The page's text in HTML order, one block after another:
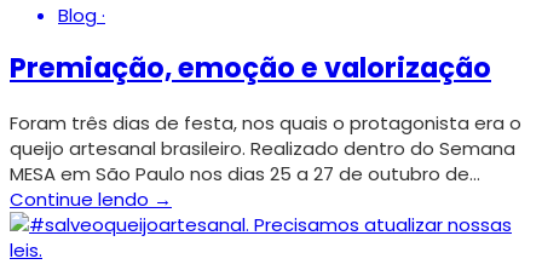
Blog·
Premiação, emoção e valorização
Foram três dias de festa, nos quais o protagonista era o
queijo artesanal brasileiro. Realizado dentro do Semana
MESA em São Paulo nos dias 25 a 27 de outubro de…
Continue lendo →